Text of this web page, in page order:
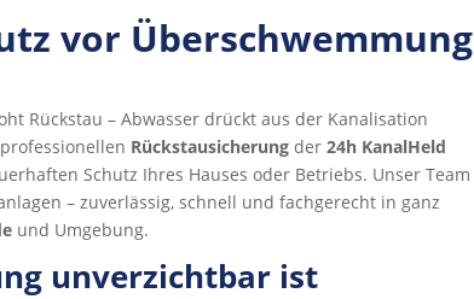
vor Überschwemmung
Rückstau – Abwasser drückt aus der Kanalisation
Rückstausicherung der 24h KanalHeld
Schutz Ihres Hauses oder Betriebs. Unser Team
– zuverlässig, schnell und fachgerecht in ganz
und Umgebung.
unverzichtbar ist